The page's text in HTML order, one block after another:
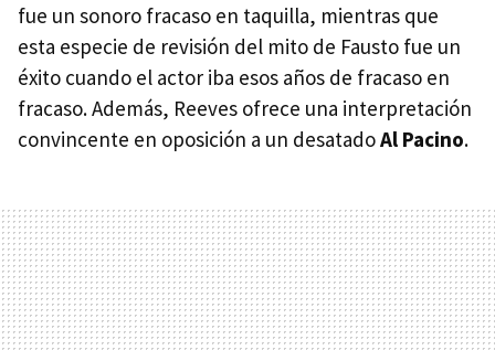
fue un sonoro fracaso en taquilla, mientras que
esta especie de revisión del mito de Fausto fue un
éxito cuando el actor iba esos años de fracaso en
fracaso. Además, Reeves ofrece una interpretación
convincente en oposición a un desatadoAl Pacino.